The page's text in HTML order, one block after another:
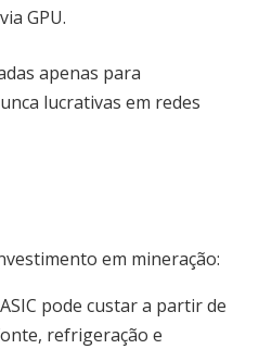
GPU.
apenas para
lucrativas em redes
em mineração:
pode custar a partir de
refrigeração e